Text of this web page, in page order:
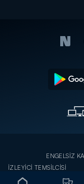
ENGELSİZ
İZLEYİCİ TEMSİLCİSİ
KİŞİSEL